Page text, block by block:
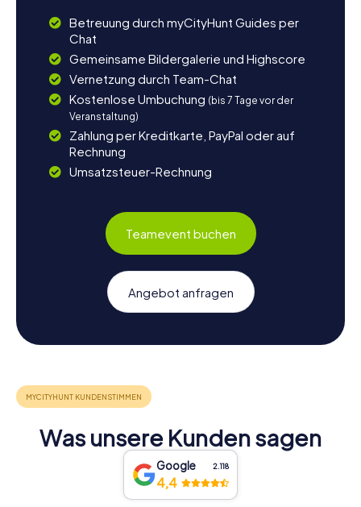
Betreuung durch myCityHunt Guides per
Chat
Gemeinsame Bildergalerie und Highscore
Vernetzung durch Team-Chat
Kostenlose Umbuchung (bis 7 Tage vor der
Veranstaltung)
Zahlung per Kreditkarte, PayPal oder auf
Rechnung
Umsatzsteuer-Rechnung
Teamevent buchen
Angebot anfragen
Was unsere Kunden sagen
Google 2.118
4,4